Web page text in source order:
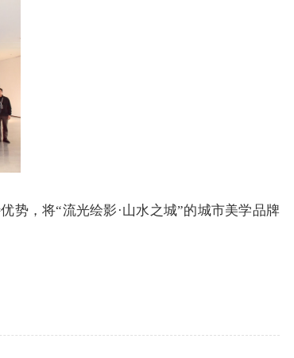
势，将“流光绘影·山水之城”的城市美学品牌